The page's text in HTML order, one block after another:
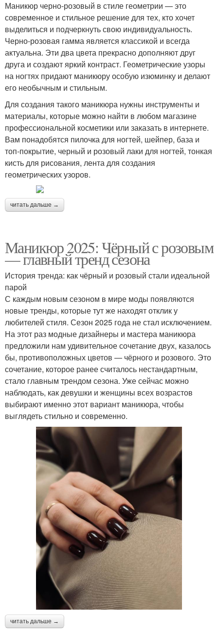
Маникюр черно-розовый в стиле геометрии — это
современное и стильное решение для тех, кто хочет
выделиться и подчеркнуть свою индивидуальность.
Черно-розовая гамма является классикой и всегда
актуальна. Эти два цвета прекрасно дополняют друг
друга и создают яркий контраст. Геометрические узоры
на ногтях придают маникюру особую изюминку и делают
его необычным и стильным.
Для создания такого маникюра нужны инструменты и
материалы, которые можно найти в любом магазине
профессиональной косметики или заказать в интернете.
Вам понадобятся пилочка для ногтей, шейпер, база и
топ-покрытие, черный и розовый лаки для ногтей, тонкая
кисть для рисования, лента для создания
геометрических узоров.
читать дальше →
Маникюр 2025: Чёрный с розовым
— главный тренд сезона
История тренда: как чёрный и розовый стали идеальной
парой
С каждым новым сезоном в мире моды появляются
новые тренды, которые тут же находят отклик у
любителей стиля. Сезон 2025 года не стал исключением.
На этот раз модные дизайнеры и мастера маникюра
предложили нам удивительное сочетание двух, казалось
бы, противоположных цветов — чёрного и розового. Это
сочетание, которое ранее считалось нестандартным,
стало главным трендом сезона. Уже сейчас можно
наблюдать, как девушки и женщины всех возрастов
выбирают именно этот вариант маникюра, чтобы
выглядеть стильно и современно.
читать дальше →